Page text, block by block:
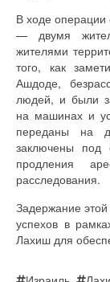
В ходе
— двумя
жителями
того, как
Ашдоде,
людей, и были
на машинах и
переданы на
заключены под
продления
расследования.
Задержание
успехов в
Лахиш для